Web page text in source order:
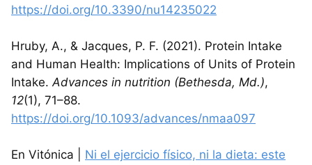
https://doi.org/10.3390/nu14235022
Hruby, A., & Jacques, P. F. (2021). Protein Intake
and Human Health: Implications of Units of Protein
Intake.Advances in nutrition (Bethesda, Md.),
12(1), 71–88.
https://doi.org/10.1093/advances/nmaa097
En Vitónica | Ni el ejercicio físico, ni la dieta: este